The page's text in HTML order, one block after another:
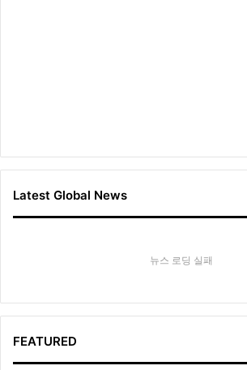
Latest Global News
뉴스 로딩 실패
FEATURED